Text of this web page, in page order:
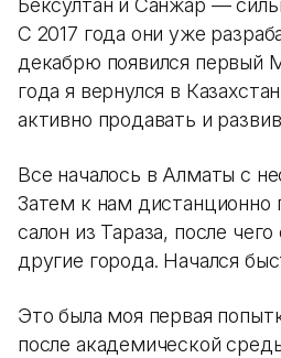
Бексултан и Санжар —
С 2017 года они уже
декабрю появился первый
года я вернулся в
активно продавать и
Все началось в Алматы с
Затем к нам дистанционно
салон из Тараза, после чего
другие города. Начался
Это была моя первая
после академической